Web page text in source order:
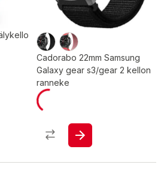
Cadorabo 22mm Samsung
Galaxy gear s3/gear 2 kellon
ranneke